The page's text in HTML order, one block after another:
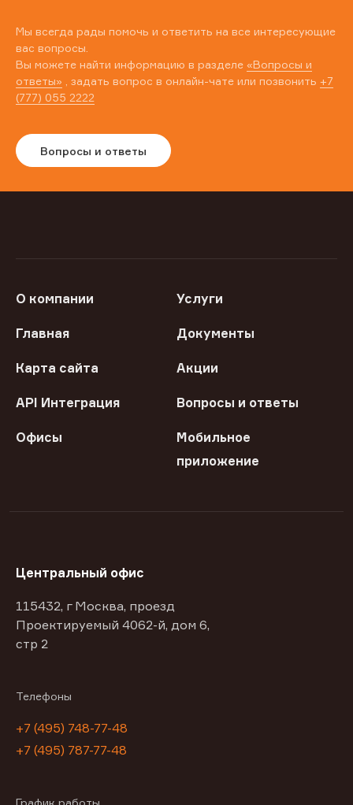
Мы всегда рады помочь и ответить на все интересующие
вас вопросы.
Вы можете найти информацию в разделе «Вопросы и
ответы» , задать вопрос в онлайн-чате или позвонить +7
(777) 055 2222
Вопросы и ответы
О компании Услуги
Главная Документы
Карта сайта Акции
API Интеграция Вопросы и ответы
Офисы
Мобильное
приложение
Центральный офис
115432, г Москва, проезд
Проектируемый 4062-й, дом 6,
стр 2
Телефоны
+7 (495) 748-77-48
+7 (495) 787-77-48